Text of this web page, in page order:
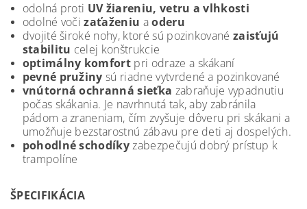
odolná proti UV žiareniu, vetru a vlhkosti
odolné vočizaťaženiu aoderu
dvojité široké nohy, ktoré sú pozinkovanézaisťujú
stabilitu celej konštrukcie
optimálny komfort pri odraze a skákaní
pevné pružiny sú riadne vytvrdené a pozinkované
vnútorná ochranná sieťka zabraňuje vypadnutiu
počas skákania. Je navrhnutá tak, aby zabránila
pádom a zraneniam, čím zvyšuje dôveru pri skákani a
umožňuje bezstarostnú zábavu pre deti aj dospelých.
pohodlné schodíkyzabezpečujú dobrý prístup k
trampolíne
ŠPECIFIKÁCIA